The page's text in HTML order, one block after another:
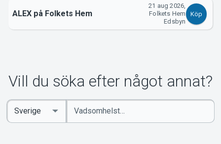
Om Tickster
ALEX på Folkets Hem
21 aug 2026,
Folkets Hem
Edsbyn
Köp
Vill du söka efter något annat?
Ange
sökord
Select
Country